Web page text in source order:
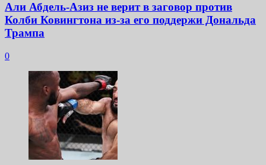
Али Абдель-Азиз не верит в заговор против
Колби Ковингтона из-за его поддержи Дональда
Трампа
0